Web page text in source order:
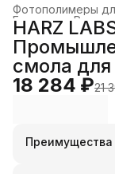
Фотополимеры
Главная
HARZ
смола
18 284 ₽21
Преимущества
Оплата